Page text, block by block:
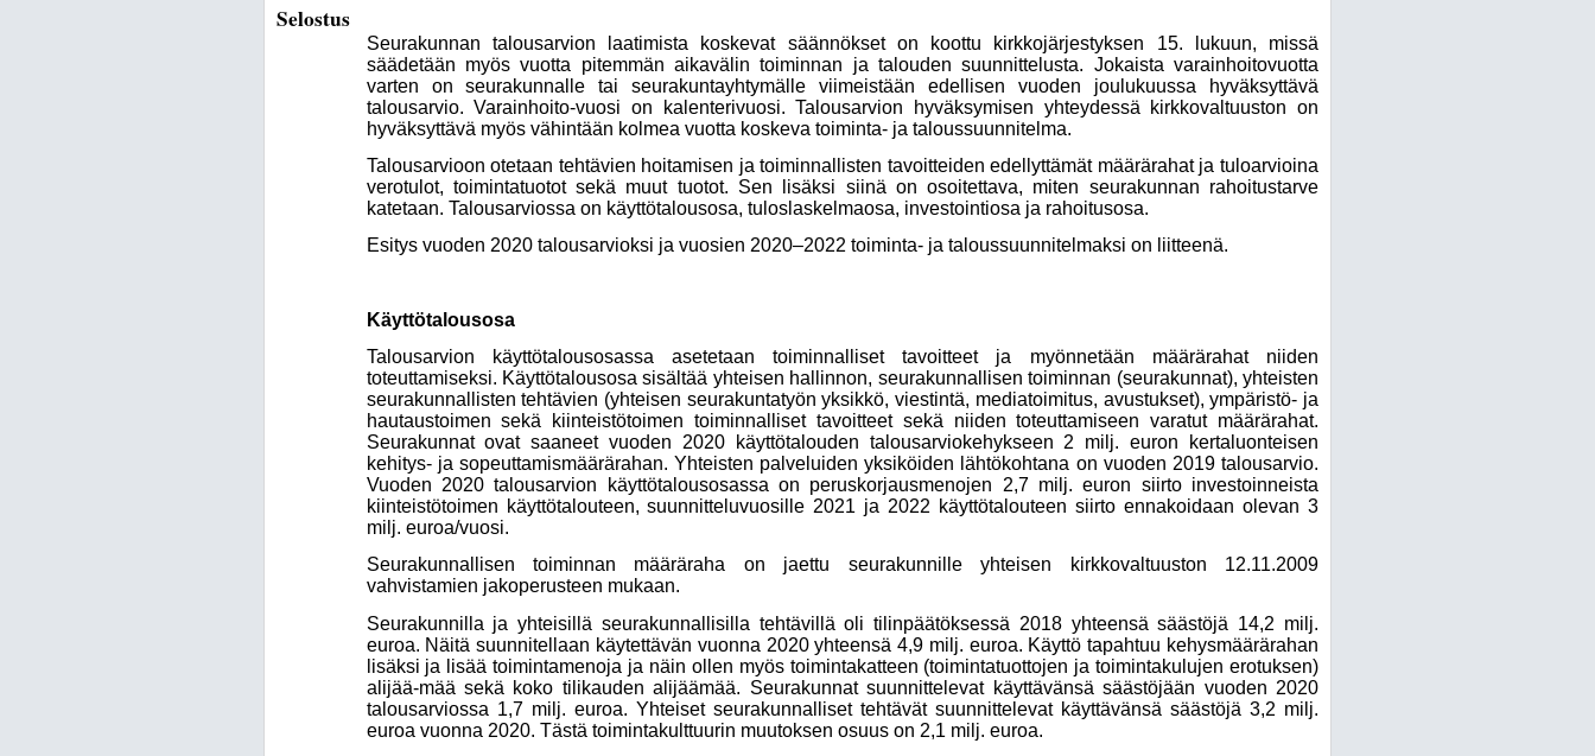
Selostus
Seurakunnan talousarvion laatimista koskevat säännökset on koottu kirkkojärjestyksen 15. lukuun, missä
säädetään myös vuotta pitemmän aikavälin toiminnan ja talouden suunnittelusta. Jokaista varainhoitovuotta
varten on seurakunnalle tai seurakuntayhtymälle viimeistään edellisen vuoden joulukuussa hyväksyttävä
talousarvio. Varainhoito-vuosi on kalenterivuosi. Talousarvion hyväksymisen yhteydessä kirkkovaltuuston on
hyväksyttävä myös vähintään kolmea vuotta koskeva toiminta- ja taloussuunnitelma.
Talousarvioon otetaan tehtävien hoitamisen ja toiminnallisten tavoitteiden edellyttämät määrärahat ja tuloarvioina
verotulot, toimintatuotot sekä muut tuotot. Sen lisäksi siinä on osoitettava, miten seurakunnan rahoitustarve
katetaan. Talousarviossa on käyttötalousosa, tuloslaskelmaosa, investointiosa ja rahoitusosa.
Esitys vuoden 2020 talousarvioksi ja vuosien 2020–2022 toiminta- ja taloussuunnitelmaksi on liitteenä.
Käyttötalousosa
Talousarvion käyttötalousosassa asetetaan toiminnalliset tavoitteet ja myönnetään määrärahat niiden
toteuttamiseksi. Käyttötalousosa sisältää yhteisen hallinnon, seurakunnallisen toiminnan (seurakunnat), yhteisten
seurakunnallisten tehtävien (yhteisen seurakuntatyön yksikkö, viestintä, mediatoimitus, avustukset), ympäristö- ja
hautaustoimen sekä kiinteistötoimen toiminnalliset tavoitteet sekä niiden toteuttamiseen varatut määrärahat.
Seurakunnat ovat saaneet vuoden 2020 käyttötalouden talousarviokehykseen 2 milj. euron kertaluonteisen
kehitys- ja sopeuttamismäärärahan. Yhteisten palveluiden yksiköiden lähtökohtana on vuoden 2019 talousarvio.
Vuoden 2020 talousarvion käyttötalousosassa on peruskorjausmenojen 2,7 milj. euron siirto investoinneista
kiinteistötoimen käyttötalouteen, suunnitteluvuosille 2021 ja 2022 käyttötalouteen siirto ennakoidaan olevan 3
milj. euroa/vuosi.
Seurakunnallisen toiminnan määräraha on jaettu seurakunnille yhteisen kirkkovaltuuston 12.11.2009
vahvistamien jakoperusteen mukaan.
Seurakunnilla ja yhteisillä seurakunnallisilla tehtävillä oli tilinpäätöksessä 2018 yhteensä säästöjä 14,2 milj.
euroa. Näitä suunnitellaan käytettävän vuonna 2020 yhteensä 4,9 milj. euroa. Käyttö tapahtuu kehysmäärärahan
lisäksi ja lisää toimintamenoja ja näin ollen myös toimintakatteen (toimintatuottojen ja toimintakulujen erotuksen)
alijää-mää sekä koko tilikauden alijäämää. Seurakunnat suunnittelevat käyttävänsä säästöjään vuoden 2020
talousarviossa 1,7 milj. euroa. Yhteiset seurakunnalliset tehtävät suunnittelevat käyttävänsä säästöjä 3,2 milj.
euroa vuonna 2020. Tästä toimintakulttuurin muutoksen osuus on 2,1 milj. euroa.